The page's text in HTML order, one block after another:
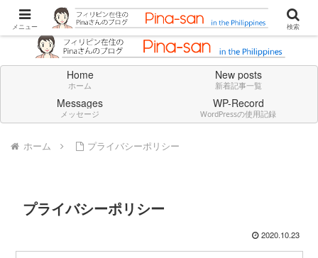
Don't think deeply. Feel always in English.
Home
ホーム
New posts
新着記事一覧
Messages
メッセージ
WP-Record
WordPressの使用記録
ホーム プライバシーポリシー
プライバシーポリシー
2020.10.23
メニュー 検索